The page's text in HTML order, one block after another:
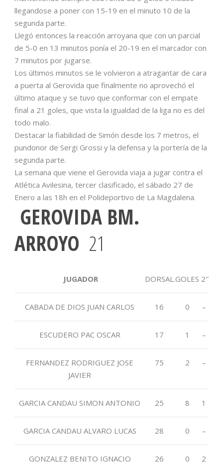
llegandose a poner con 15-19 en el minuto 10 de la
segunda parte.
Llegó entonces la reacción arroyana que con un parcial
de 5-0 en 13 minutos ponía el 20-19 en el marcador con
7 minutos por jugarse.
Los últimos minutos se le volvieron a atragantar de cara
a puerta al Gerovida que finalmente no aprovechó el
último ataque y se tuvo que conformar con el empate
final a 21 goles, que vista la igualdad de la liga no es del
todo malo.
Destacar la fiabilidad de Simón desde los 7 metros, el
pundonor de Sergi Grossi y la defensa y la portería de la
segunda parte.
La semana que viene el Gerovida viaja a jugar contra el
Atlética Avilesina, tercer clasificado, el sábado 27 de
Enero a las 18h en el Polideportivo de La Magdalena.
GEROVIDA BM.
ARROYO 21
JUGADOR DORSAL .GOLES 2″
CABADA DE DIOS JUAN CARLOS 16 0 –
ESCUDERO PAC OSCAR 17 1 –
FERNANDEZ RODRIGUEZ JOSE
JAVIER
75 2 –
GARCIA CANDAU SIMON ANTONIO 25 8 1
GARCIA CANDAU ALVARO LUCAS 28 0 –
GONZALEZ BENITO IGNACIO 26 0 2